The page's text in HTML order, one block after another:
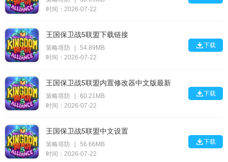
时间：2026-07-22
王国保卫战5联盟下载链接
策略塔防
54.89MB
时间：2026-07-22
下载
王国保卫战5联盟内置修改器中文版最新
策略塔防
60.21MB
时间：2026-07-22
下载
王国保卫战5联盟中文设置
策略塔防
56.66MB
时间：2026-07-22
下载